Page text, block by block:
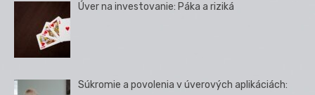
Úver na investovanie: Páka a riziká
Súkromie a povolenia v úverových aplikáciách: